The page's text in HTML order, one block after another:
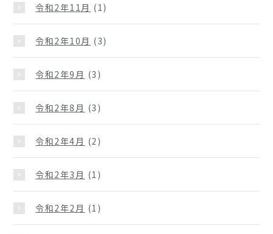
令和2年11月 (1)
令和2年10月 (3)
令和2年9月 (3)
令和2年8月 (3)
令和2年4月 (2)
令和2年3月 (1)
令和2年2月 (1)